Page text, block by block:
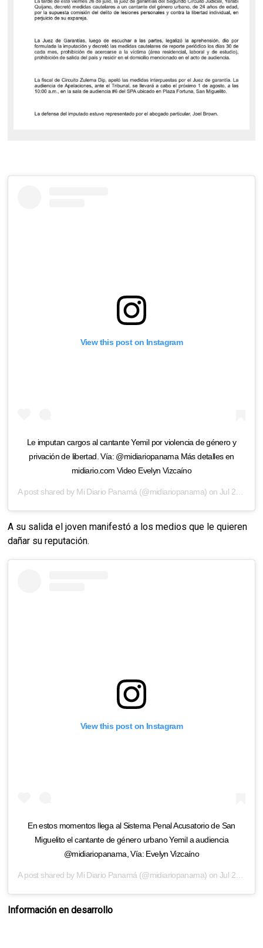
View this post on Instagram
Le imputan cargos al cantante Yemil por violencia de género y
privación de libertad. Vía: @midiariopanama Más detalles en
midiario.com Video Evelyn Vizcaíno
A post shared by Mi Diario Panamá (@midiariopanama) onJul 26, 2019 at 3:04pm PDT
A su salida el joven manifestó a los medios que le quieren
dañar su reputación.
View this post on Instagram
En estos momentos llega al Sistema Penal Acusatorio de San
Miguelito el cantante de género urbano Yemil a audiencia
@midiariopanama, Vía: Evelyn Vizcaíno
A post shared by Mi Diario Panamá (@midiariopanama) onJul 26, 2019 at 12:34pm PDT
Información en desarrollo